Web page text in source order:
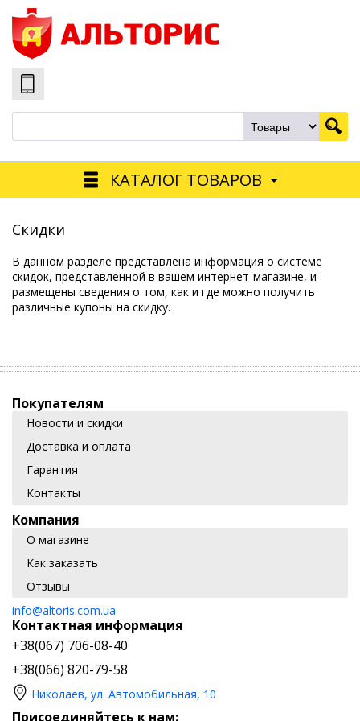
КАТАЛОГ ТОВАРОВ
Скидки
В данном разделе представлена информация о системе
скидок, представленной в вашем интернет-магазине, и
размещены сведения о том, как и где можно получить
различные купоны на скидку.
Покупателям
Новости и скидки
Доставка и оплата
Гарантия
Контакты
Компания
О магазине
Как заказать
Отзывы
info@altoris.com.ua
Контактная информация
+38(067) 706-08-40
+38(066) 820-79-58
Николаев, ул. Автомобильная, 10
Присоединяйтесь к нам: